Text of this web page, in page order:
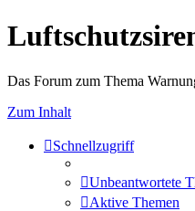
Das Forum zum Thema
Zum Inhalt
Schnellzugriff
Unbeantwortete
Aktive Themen